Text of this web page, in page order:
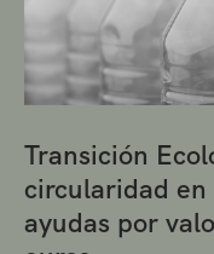
Transición
circularidad
ayudas por